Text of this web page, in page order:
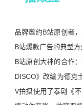
品牌邀约B站原创者
B站爆款广告的典型
B站原创大神的合作
DISCO》改编为德克
V拍摄使用了泰剧《